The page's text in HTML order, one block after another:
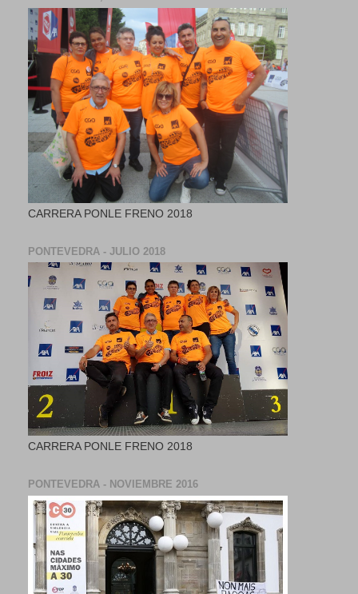
CARRERA PONLE FRENO 2018
PONTEVEDRA - JULIO 2018
CARRERA PONLE FRENO 2018
PONTEVEDRA - NOVIEMBRE 2016